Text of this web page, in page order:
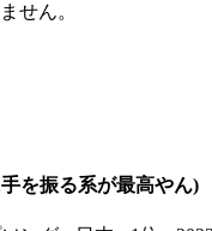
せん。
を振る系が最高やん)